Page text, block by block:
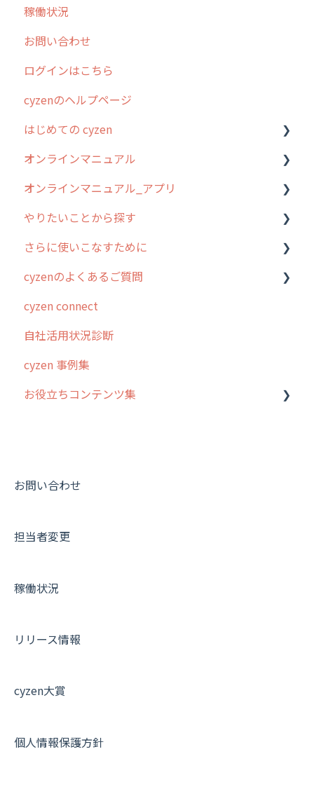
2026年のリリース情報
2025年のリリース情報
2024年のリリース情報
2023年のリリース情報
過去のリリース
2019年までのリリース情報
お客様の声を実現しました
稼働状況
お問い合わせ
ログインはこちら
cyzenのヘルプページ
はじめての cyzen
0. はじめてのcyzenの使い方
1. cyzenについて知ろう
2. 主要機能の概要
3. cyzenの位置情報取得について
4. cyzen利用前の準備：システム管理者編
5. 基本的な使い方：システム管理者編
6. 基本的な使い方：ユーザー編
7. 初心者向けよくある質問集
8. 用語集
【業界業種別】cyzen設定方法
オンラインマニュアル
管理サイトの使い始め
ユーザー・グループ管理
行動管理
予定管理
スポット
ステータス・主観
報告書・行動種別
勤怠管理
帳票出力
商品
オンラインマニュアル_アプリ
アプリの使い始め
ホーム画面
スポット
報告閲覧
予定
日報
履歴
パフォーマンス
お知らせ
やりたいことから探す
行動管理
勤怠管理
予定管理
スポット
ステータス・主観
報告書・行動種別
活動通知
商品
さらに使いこなすために
はじめに
スポット・ステータス関連オプション
交通費自動計算
安全走行支援
写真管理・高画質化
その他オプション
契約・その他
cyzenのよくあるご質問
ログインについて
グループ・ユーザーについて
GPS・位置情報 について
ルート自動記録 について
報告書について
メンバー画面について
その他よくある質問
cyzen connect
自社活用状況診断
cyzen 事例集
お役立ちコンテンツ集
動画集：共通
お問い合わせ
担当者変更
稼働状況
リリース情報
cyzen大賞
個人情報保護方針